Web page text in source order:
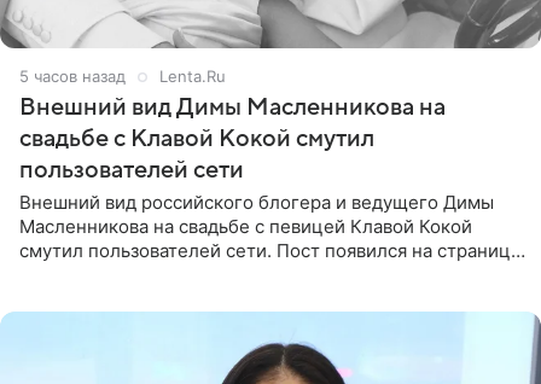
5 часов назад Lenta.Ru
Внешний вид Димы Масленникова на
свадьбе с Клавой Кокой смутил
пользователей сети
Внешний вид российского блогера и ведущего Димы
Масленникова на свадьбе с певицей Клавой Кокой
смутил пользователей сети. Пост появился на странице